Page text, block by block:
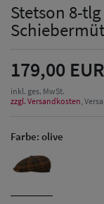
Stetson 8-
179,00 EUR
inkl. ges. MwSt.
zzgl. Versandkosten,
Farbe: olive